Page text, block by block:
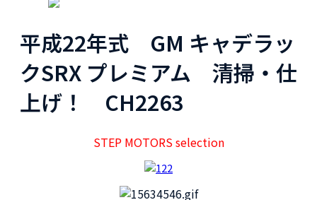
平成22年式 GM キャデラッ
クSRX プレミアム 清掃・仕
上げ！ CH2263
STEP MOTORS selection